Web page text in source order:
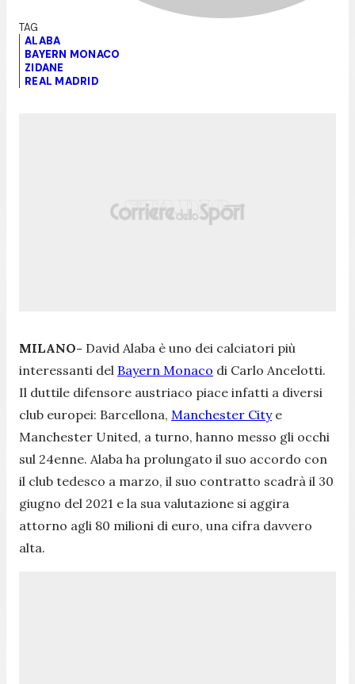
ALABA
BAYERN MONACO
ZIDANE
REAL MADRID
MILANO- David Alaba è uno dei calciatori più
interessanti del Bayern Monaco di Carlo Ancelotti.
Il duttile difensore austriaco piace infatti a diversi
club europei: Barcellona, Manchester Citye
Manchester United, a turno, hanno messo gli occhi
sul 24enne. Alaba ha prolungato il suo accordo con
il club tedesco a marzo, il suo contratto scadrà il 30
giugno del 2021 e la sua valutazione si aggira
attorno agli 80 milioni di euro, una cifra davvero
alta.